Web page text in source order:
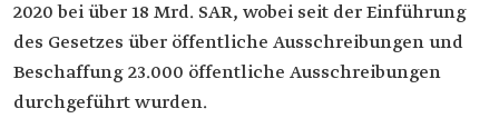
2020 bei über 18 Mrd. SAR, wobei seit der Einführung
des Gesetzes über öffentliche Ausschreibungen und
Beschaffung 23.000 öffentliche Ausschreibungen
durchgeführt wurden.